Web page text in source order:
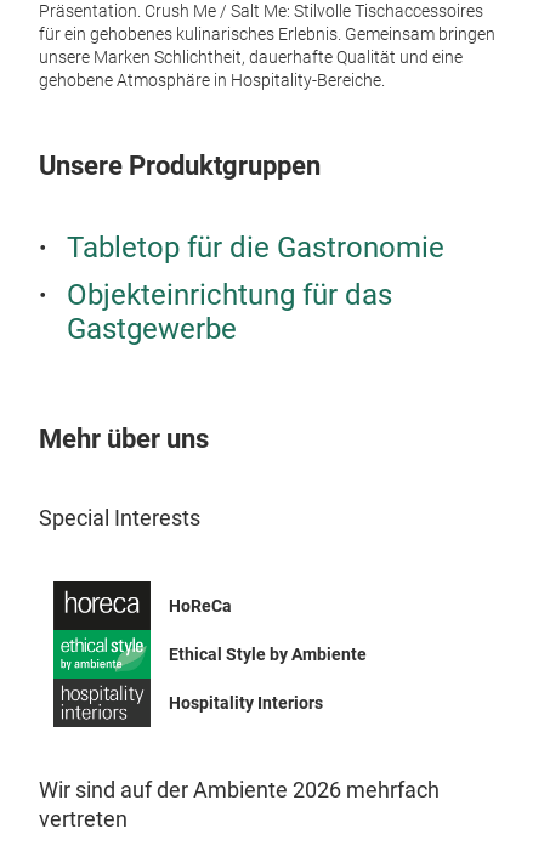
Präsentation. Crush Me / Salt Me: Stilvolle Tischaccessoires
für ein gehobenes kulinarisches Erlebnis. Gemeinsam bringen
unsere Marken Schlichtheit, dauerhafte Qualität und eine
gehobene Atmosphäre in Hospitality-Bereiche.
Unsere Produktgruppen
Tabletop für die Gastronomie
Objekteinrichtung für das
Gastgewerbe
Mehr über uns
Special Interests
HoReCa
Ethical Style by Ambiente
Hospitality Interiors
Wir sind auf der Ambiente 2026 mehrfach
vertreten